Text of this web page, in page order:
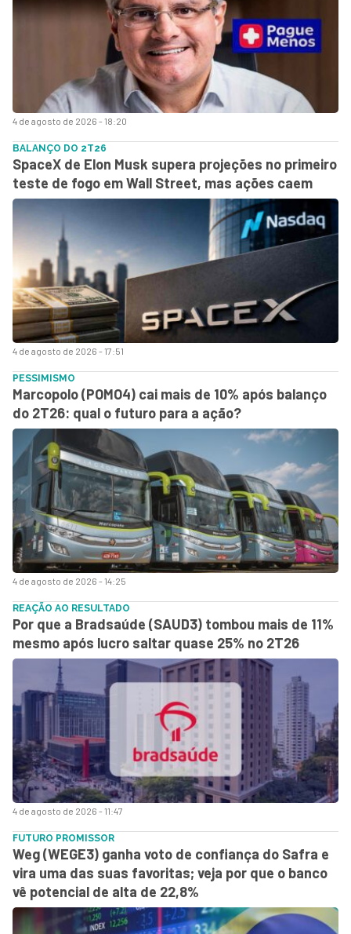
4 de agosto de 2026 - 18:20
4 de agosto de 2026 - 17:51
BALANÇO DO 2T26
SpaceX de Elon Musk supera projeções no primeiro
teste de fogo em Wall Street, mas ações caem
4 de agosto de 2026 - 14:25
PESSIMISMO
Marcopolo (POMO4) cai mais de 10% após balanço
do 2T26: qual o futuro para a ação?
4 de agosto de 2026 - 11:47
REAÇÃO AO RESULTADO
Por que a Bradsaúde (SAUD3) tombou mais de 11%
mesmo após lucro saltar quase 25% no 2T26
FUTURO PROMISSOR
Weg (WEGE3) ganha voto de confiança do Safra e
vira uma das suas favoritas; veja por que o banco
vê potencial de alta de 22,8%